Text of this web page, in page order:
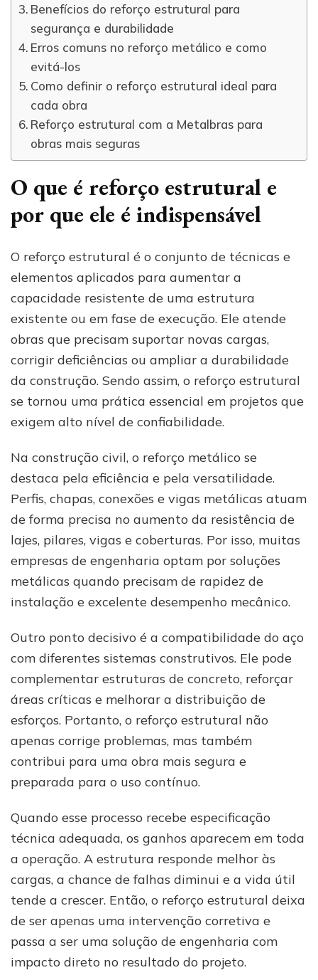
Benefícios do reforço estrutural para
segurança e durabilidade
Erros comuns no reforço metálico e como
evitá-los
Como definir o reforço estrutural ideal para
cada obra
Reforço estrutural com a Metalbras para
obras mais seguras
O que é reforço estrutural e
por que ele é indispensável
O reforço estrutural é o conjunto de técnicas e
elementos aplicados para aumentar a
capacidade resistente de uma estrutura
existente ou em fase de execução. Ele atende
obras que precisam suportar novas cargas,
corrigir deficiências ou ampliar a durabilidade
da construção. Sendo assim, o reforço estrutural
se tornou uma prática essencial em projetos que
exigem alto nível de confiabilidade.
Na construção civil, o reforço metálico se
destaca pela eficiência e pela versatilidade.
Perfis, chapas, conexões e vigas metálicas atuam
de forma precisa no aumento da resistência de
lajes, pilares, vigas e coberturas. Por isso, muitas
empresas de engenharia optam por soluções
metálicas quando precisam de rapidez de
instalação e excelente desempenho mecânico.
Outro ponto decisivo é a compatibilidade do aço
com diferentes sistemas construtivos. Ele pode
complementar estruturas de concreto, reforçar
áreas críticas e melhorar a distribuição de
esforços. Portanto, o reforço estrutural não
apenas corrige problemas, mas também
contribui para uma obra mais segura e
preparada para o uso contínuo.
Quando esse processo recebe especificação
técnica adequada, os ganhos aparecem em toda
a operação. A estrutura responde melhor às
cargas, a chance de falhas diminui e a vida útil
tende a crescer. Então, o reforço estrutural deixa
de ser apenas uma intervenção corretiva e
passa a ser uma solução de engenharia com
impacto direto no resultado do projeto.